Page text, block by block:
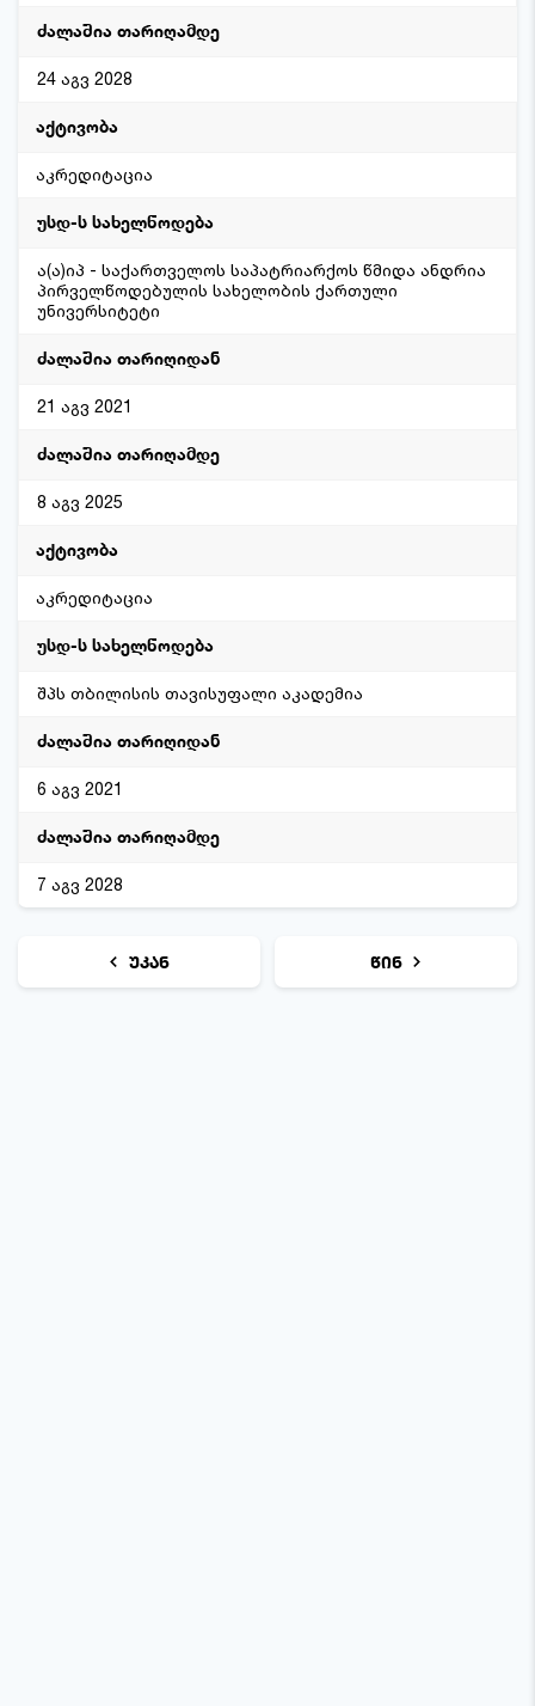
24 აგვ 2028
აკრედიტაცია
ა(ა)იპ - საქართველოს საპატრიარქოს წმიდა ანდრია
პირველწოდებულის სახელობის ქართული
უნივერსიტეტი
21 აგვ 2021
8 აგვ 2025
აკრედიტაცია
შპს თბილისის თავისუფალი აკადემია
6 აგვ 2021
7 აგვ 2028
უკან წინ